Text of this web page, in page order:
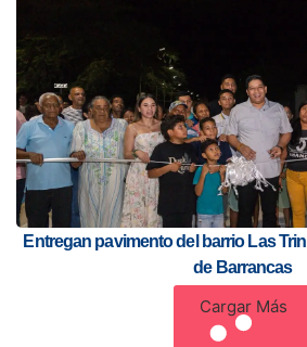
Entregan pavimento del barrio Las
de Barrancas
Cargar Más